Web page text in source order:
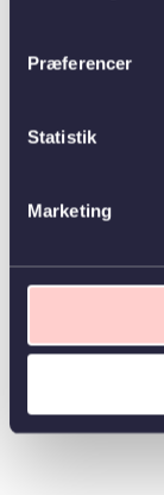
Præferencer
Statistik
Marketing